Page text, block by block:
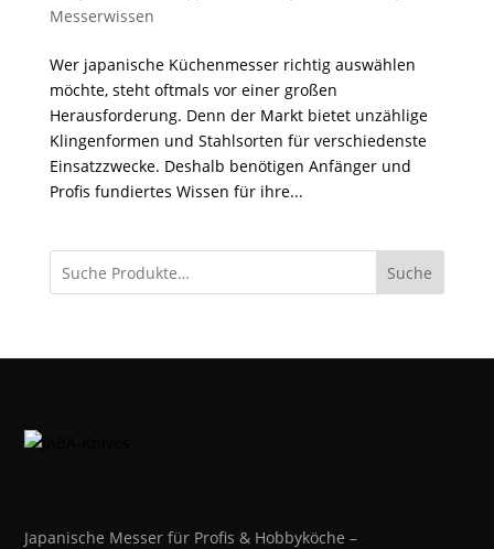
Messerwissen
Wer japanische Küchenmesser richtig auswählen
möchte, steht oftmals vor einer großen
Herausforderung. Denn der Markt bietet unzählige
Klingenformen und Stahlsorten für verschiedenste
Einsatzzwecke. Deshalb benötigen Anfänger und
Profis fundiertes Wissen für ihre...
Suche
Japanische Messer für Profis & Hobbyköche –